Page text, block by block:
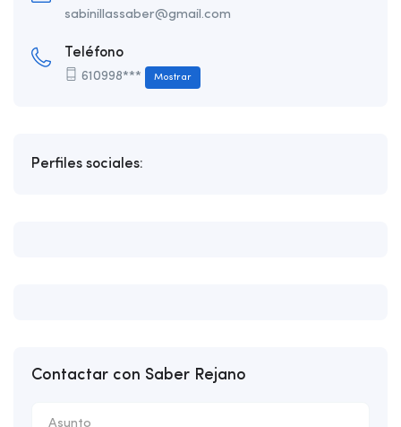
sabinillassaber@gmail.com
Teléfono
610998*** Mostrar
Perfiles sociales:
Contactar con Saber Rejano